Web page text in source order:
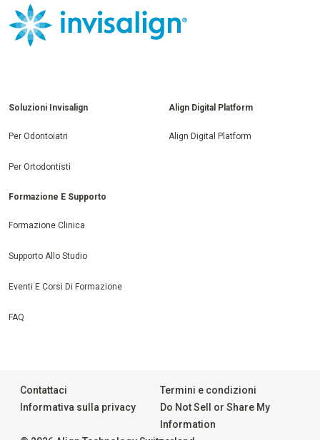
Soluzioni Invisalign
Per Odontoiatri
Per Ortodontisti
Align Digital Platform
Align Digital Platform
Formazione E Supporto
Formazione Clinica
Supporto Allo Studio
Eventi E Corsi Di Formazione
FAQ
Contattaci
Termini e condizioni
Informativa sulla privacy
Do Not Sell or Share My
Information